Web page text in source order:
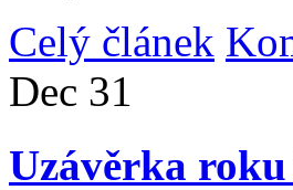
Celý článek
Dec 31
Uzávěrka roku